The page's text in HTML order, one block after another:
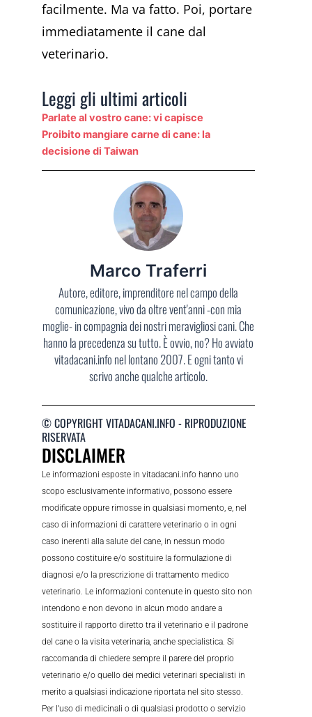
facilmente. Ma va fatto. Poi, portare
immediatamente il cane dal
veterinario.
Leggi gli ultimi articoli
Parlate al vostro cane: vi capisce
Proibito mangiare carne di cane: la
decisione di Taiwan
Marco Traferri
Autore, editore, imprenditore nel campo della
comunicazione, vivo da oltre vent'anni -con mia
moglie- in compagnia dei nostri meravigliosi cani. Che
hanno la precedenza su tutto. È ovvio, no? Ho avviato
vitadacani.info nel lontano 2007. E ogni tanto vi
scrivo anche qualche articolo.
© COPYRIGHT VITADACANI.INFO - RIPRODUZIONE
RISERVATA
DISCLAIMER
Le informazioni esposte in vitadacani.info hanno uno
scopo esclusivamente informativo, possono essere
modificate oppure rimosse in qualsiasi momento, e, nel
caso di informazioni di carattere veterinario o in ogni
caso inerenti alla salute del cane, in nessun modo
possono costituire e/o sostituire la formulazione di
diagnosi e/o la prescrizione di trattamento medico
veterinario. Le informazioni contenute in questo sito non
intendono e non devono in alcun modo andare a
sostituire il rapporto diretto tra il veterinario e il padrone
del cane o la visita veterinaria, anche specialistica. Si
raccomanda di chiedere sempre il parere del proprio
veterinario e/o quello dei medici veterinari specialisti in
merito a qualsiasi indicazione riportata nel sito stesso.
Per l’uso di medicinali o di qualsiasi prodotto o servizio